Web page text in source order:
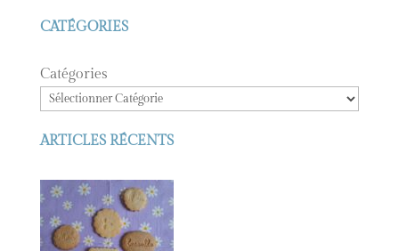
CATÉGORIES
Catégories
ARTICLES RÉCENTS